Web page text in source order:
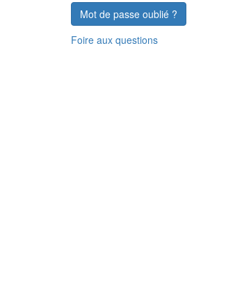
Mot de passe oublié ?
Foire aux questions